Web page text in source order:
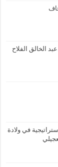
الخالق الفلاح
في ولادة